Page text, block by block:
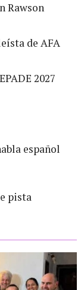
Rawson
de AFA
2027
español
pista